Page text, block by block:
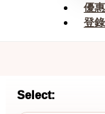
優
登
Select: